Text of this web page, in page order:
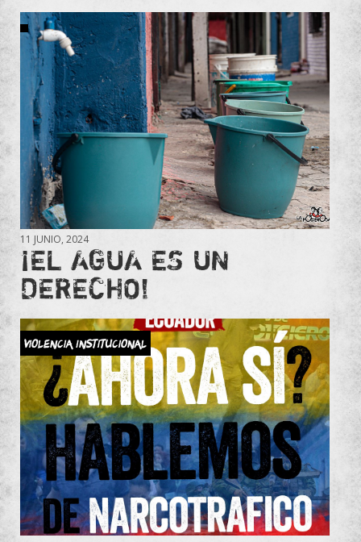
11 JUNIO, 2024
¡EL AGUA ES UN
DERECHO!
Violencia Institucional